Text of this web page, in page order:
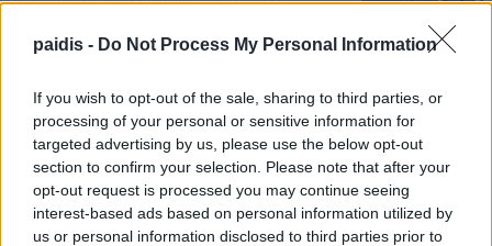
paidis - Do Not Process My Personal Information
If you wish to opt-out of the sale, sharing to third parties, or
processing of your personal or sensitive information for
targeted advertising by us, please use the below opt-out
section to confirm your selection. Please note that after your
opt-out request is processed you may continue seeing
interest-based ads based on personal information utilized by
us or personal information disclosed to third parties prior to
Γιάννουλη, Αμπελώνα, Βρυότοπο και
09/08/2026 , 9:36
Απίστευτη ιστορία στην Ελλάδα – Πώς μια
μπάλα ταξίδεψε στη θάλασσα 80 μίλια για
να κρατήσει ζωντανό έναν 30χρονο